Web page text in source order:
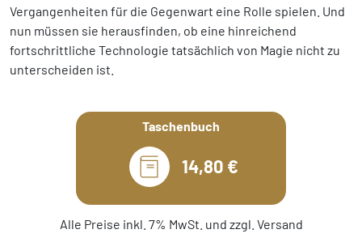
Vergangenheiten für die Gegenwart eine Rolle spielen. Und
nun müssen sie herausfinden, ob eine hinreichend
fortschrittliche Technologie tatsächlich von Magie nicht zu
unterscheiden ist.
Taschenbuch
14,80 €
Alle Preise inkl. 7% MwSt. und zzgl. Versand